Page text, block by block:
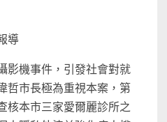
導
影機事件，引發社會對就
哲市長極為重視本案，第
核本市三家愛爾麗診所之